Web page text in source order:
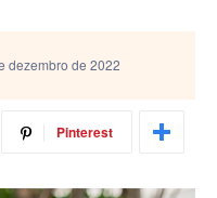
dezembro de 2022
Pinterest